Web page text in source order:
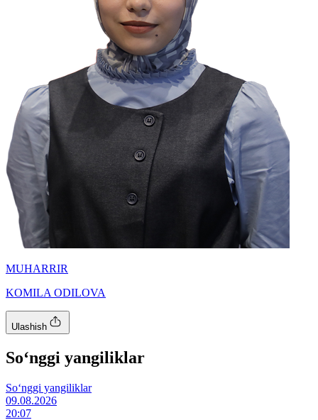
MUHARRIR
KOMILA ODILOVA
Ulashish
So‘nggi yangiliklar
So‘nggi yangiliklar
09.08.2026
20:07